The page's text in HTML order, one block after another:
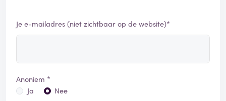
Je e-mailadres (niet zichtbaar op de website)*
Anoniem *
Ja
Nee